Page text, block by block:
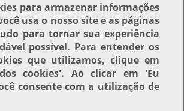
para armazenar informações
usa o nosso site e as páginas
para tornar sua experiência
possível. Para entender os
que utilizamos, clique em
cookies'. Ao clicar em 'Eu
consente com a utilização de